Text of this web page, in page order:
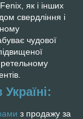
як і інших
свердління і
чудової
ретельному
з продажу за